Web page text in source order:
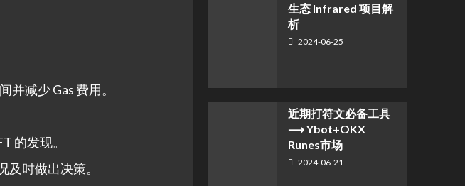
减少 Gas 费用。
的发现。
时做出决策。
生态 Infrared 项目解
析
2024-06-25
近期打符文必备工具
⟶ Ybot+OKX
Runes市场
2024-06-21